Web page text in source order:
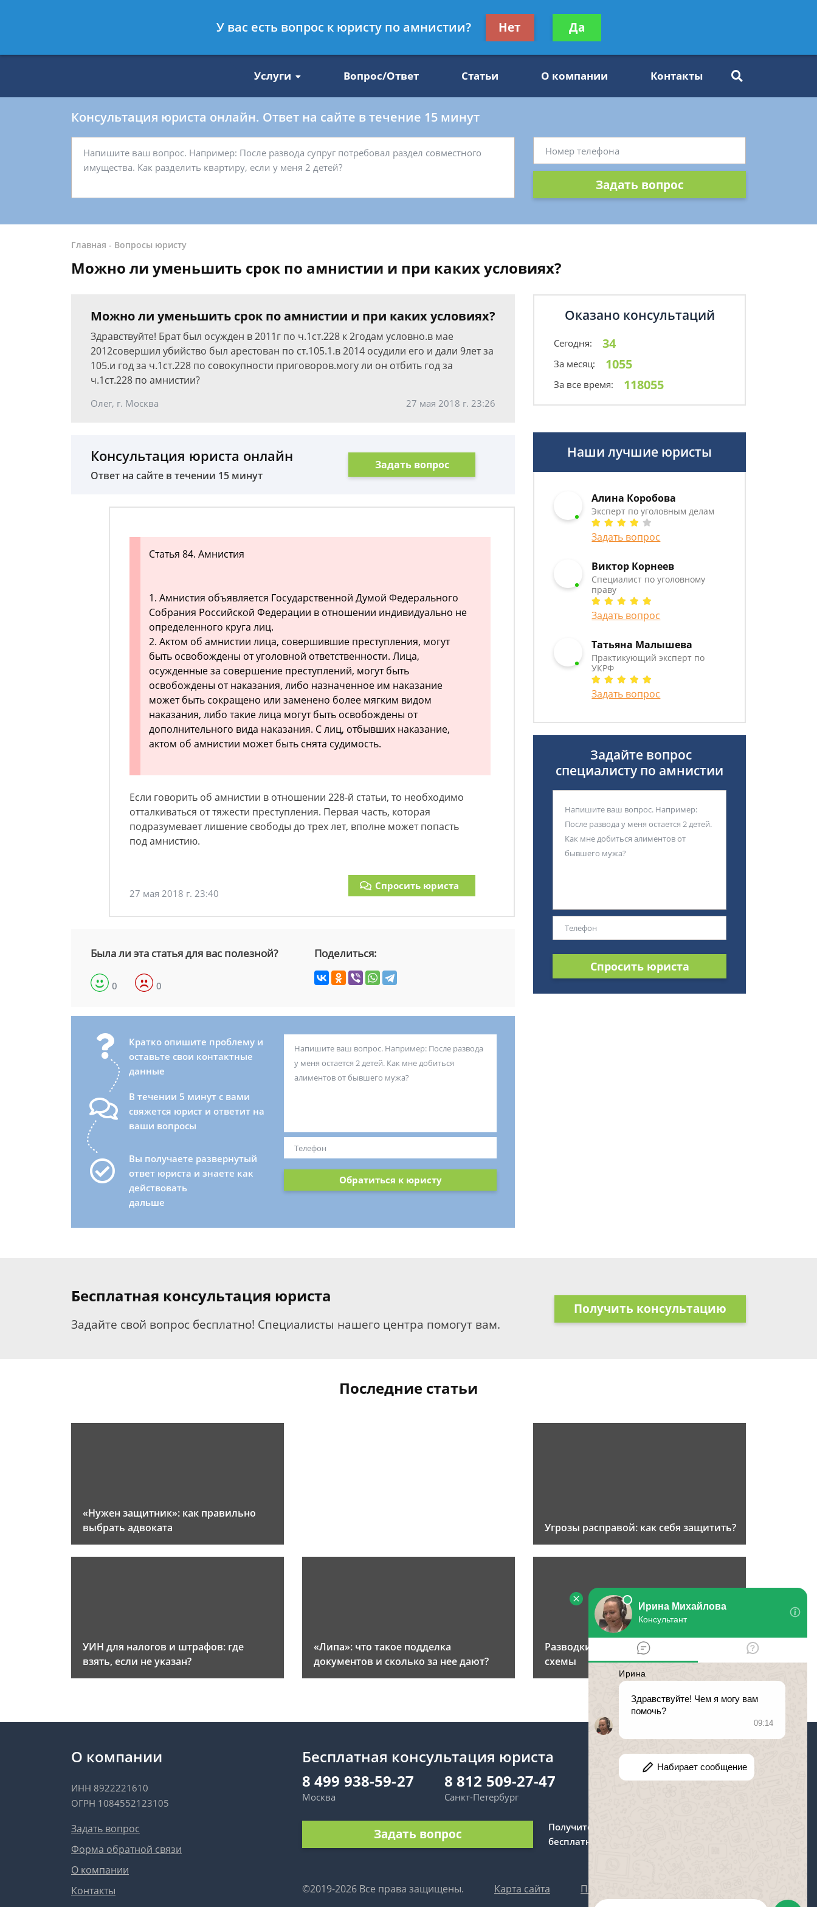
8 812 509-27-47
Получите консультацию
бесплатно
Услуги Вопрос/Ответ Статьи О компании Контакты
Консультация юриста онлайн. Ответ на сайте в течение 15 минут
Задать вопрос
Главная - Вопросы юристу
Можно ли уменьшить срок по амнистии и при каких условиях?
Можно ли уменьшить срок по амнистии и при каких условиях?
Здравствуйте! Брат был осужден в 2011г по ч.1ст.228 к 2годам условно.в мае
2012совершил убийство был арестован по ст.105.1.в 2014 осудили его и дали 9лет за
105.и год за ч.1ст.228 по совокупности приговоров.могу ли он отбить год за
ч.1ст.228 по амнистии?
Олег, г. Москва 27 мая 2018 г. 23:26
Консультация юриста онлайн
Ответ на сайте в течении 15 минут
Задать вопрос
Статья 84. Амнистия
1. Амнистия объявляется Государственной Думой Федерального
Собрания Российской Федерации в отношении индивидуально не
определенного круга лиц.
2. Актом об амнистии лица, совершившие преступления, могут
быть освобождены от уголовной ответственности. Лица,
осужденные за совершение преступлений, могут быть
освобождены от наказания, либо назначенное им наказание
может быть сокращено или заменено более мягким видом
наказания, либо такие лица могут быть освобождены от
дополнительного вида наказания. С лиц, отбывших наказание,
актом об амнистии может быть снята судимость.
Если говорить об амнистии в отношении 228-й статьи, то необходимо
отталкиваться от тяжести преступления. Первая часть, которая
подразумевает лишение свободы до трех лет, вполне может попасть
под амнистию.
27 мая 2018 г. 23:40
Спросить юриста
Была ли эта статья для вас полезной?
0 0
Поделиться:
Кратко опишите проблему и
оставьте свои контактные
данные
В течении 5 минут с вами
свяжется юрист и ответит на
ваши вопросы
Вы получаете развернутый
ответ юриста и знаете как
действовать
дальше
Обратиться к юристу
Оказано консультаций
Сегодня: 34
За месяц: 1055
За все время: 118055
Наши лучшие юристы
Алина Коробова
Эксперт по уголовным делам
Задать вопрос
Виктор Корнеев
Cпециалист по уголовному
праву
Задать вопрос
Татьяна Малышева
Практикующий эксперт по
УКРФ
Задать вопрос
Задайте вопрос
специалисту по амнистии
Спросить юриста
Бесплатная консультация юриста
Задайте свой вопрос бесплатно! Специалисты нашего центра помогут вам.
Получить консультацию
Последние статьи
«Нужен защитник»: как правильно
выбрать адвоката
Угрозы расправой: как себя защитить?
УИН для налогов и штрафов: где
взять, если не указан?
«Липа»: что такое подделка
документов и сколько за нее дают?
Разводки по телефону: 4 популярные
схемы
О компании
ИНН 8922221610
ОГРН 1084552123105
Задать вопрос
Форма обратной связи
О компании
Контакты
Бесплатная консультация юриста
8 499 938-59-27
Москва
8 812 509-27-47
Санкт-Петербург
Задать вопрос
Получите консультацию
бесплатно
©2019-2026 Все права защищены. Карта сайта Политика персональных данных
У вас есть вопрос к юристу по амнистии? Нет Да